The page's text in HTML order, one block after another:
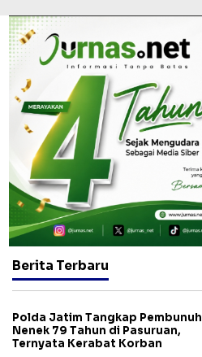
Berita Terbaru
Polda Jatim Tangkap Pembunuh
Nenek 79 Tahun di Pasuruan,
Ternyata Kerabat Korban